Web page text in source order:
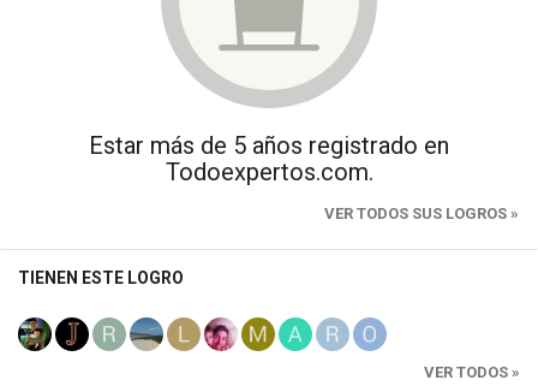
Estar más de 5 años registrado en
Todoexpertos.com.
VER TODOS SUS LOGROS »
TIENEN ESTE LOGRO
VER TODOS »